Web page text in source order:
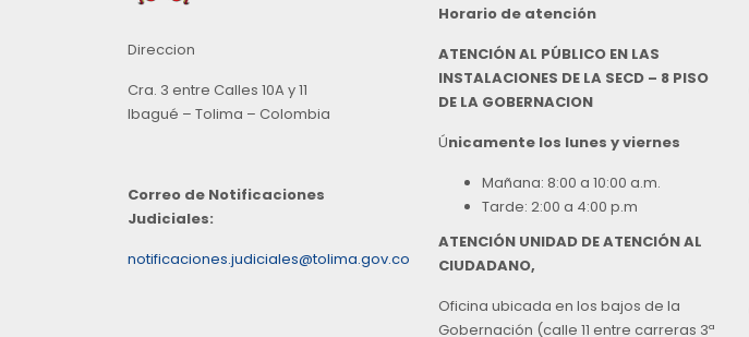
Direccion
Cra. 3 entre Calles 10A y 11
Ibagué – Tolima – Colombia
Correo de Notificaciones
Judiciales:
notificaciones.judiciales@tolima.gov.co
Horario de atención
ATENCIÓN AL PÚBLICO EN LAS
INSTALACIONES DE LA SECD – 8 PISO
DE LA GOBERNACION
Únicamente los lunes y viernes
Mañana: 8:00 a 10:00 a.m.
Tarde: 2:00 a 4:00 p.m
ATENCIÓN UNIDAD DE ATENCIÓN AL
CIUDADANO,
Oficina ubicada en los bajos de la
Gobernación (calle 11 entre carreras 3ª